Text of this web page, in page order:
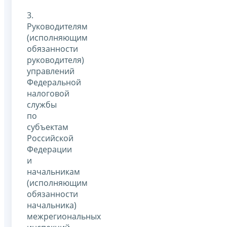
3.
Руководителям
(исполняющим
обязанности
руководителя)
управлений
Федеральной
налоговой
службы
по
субъектам
Российской
Федерации
и
начальникам
(исполняющим
обязанности
начальника)
межрегиональных